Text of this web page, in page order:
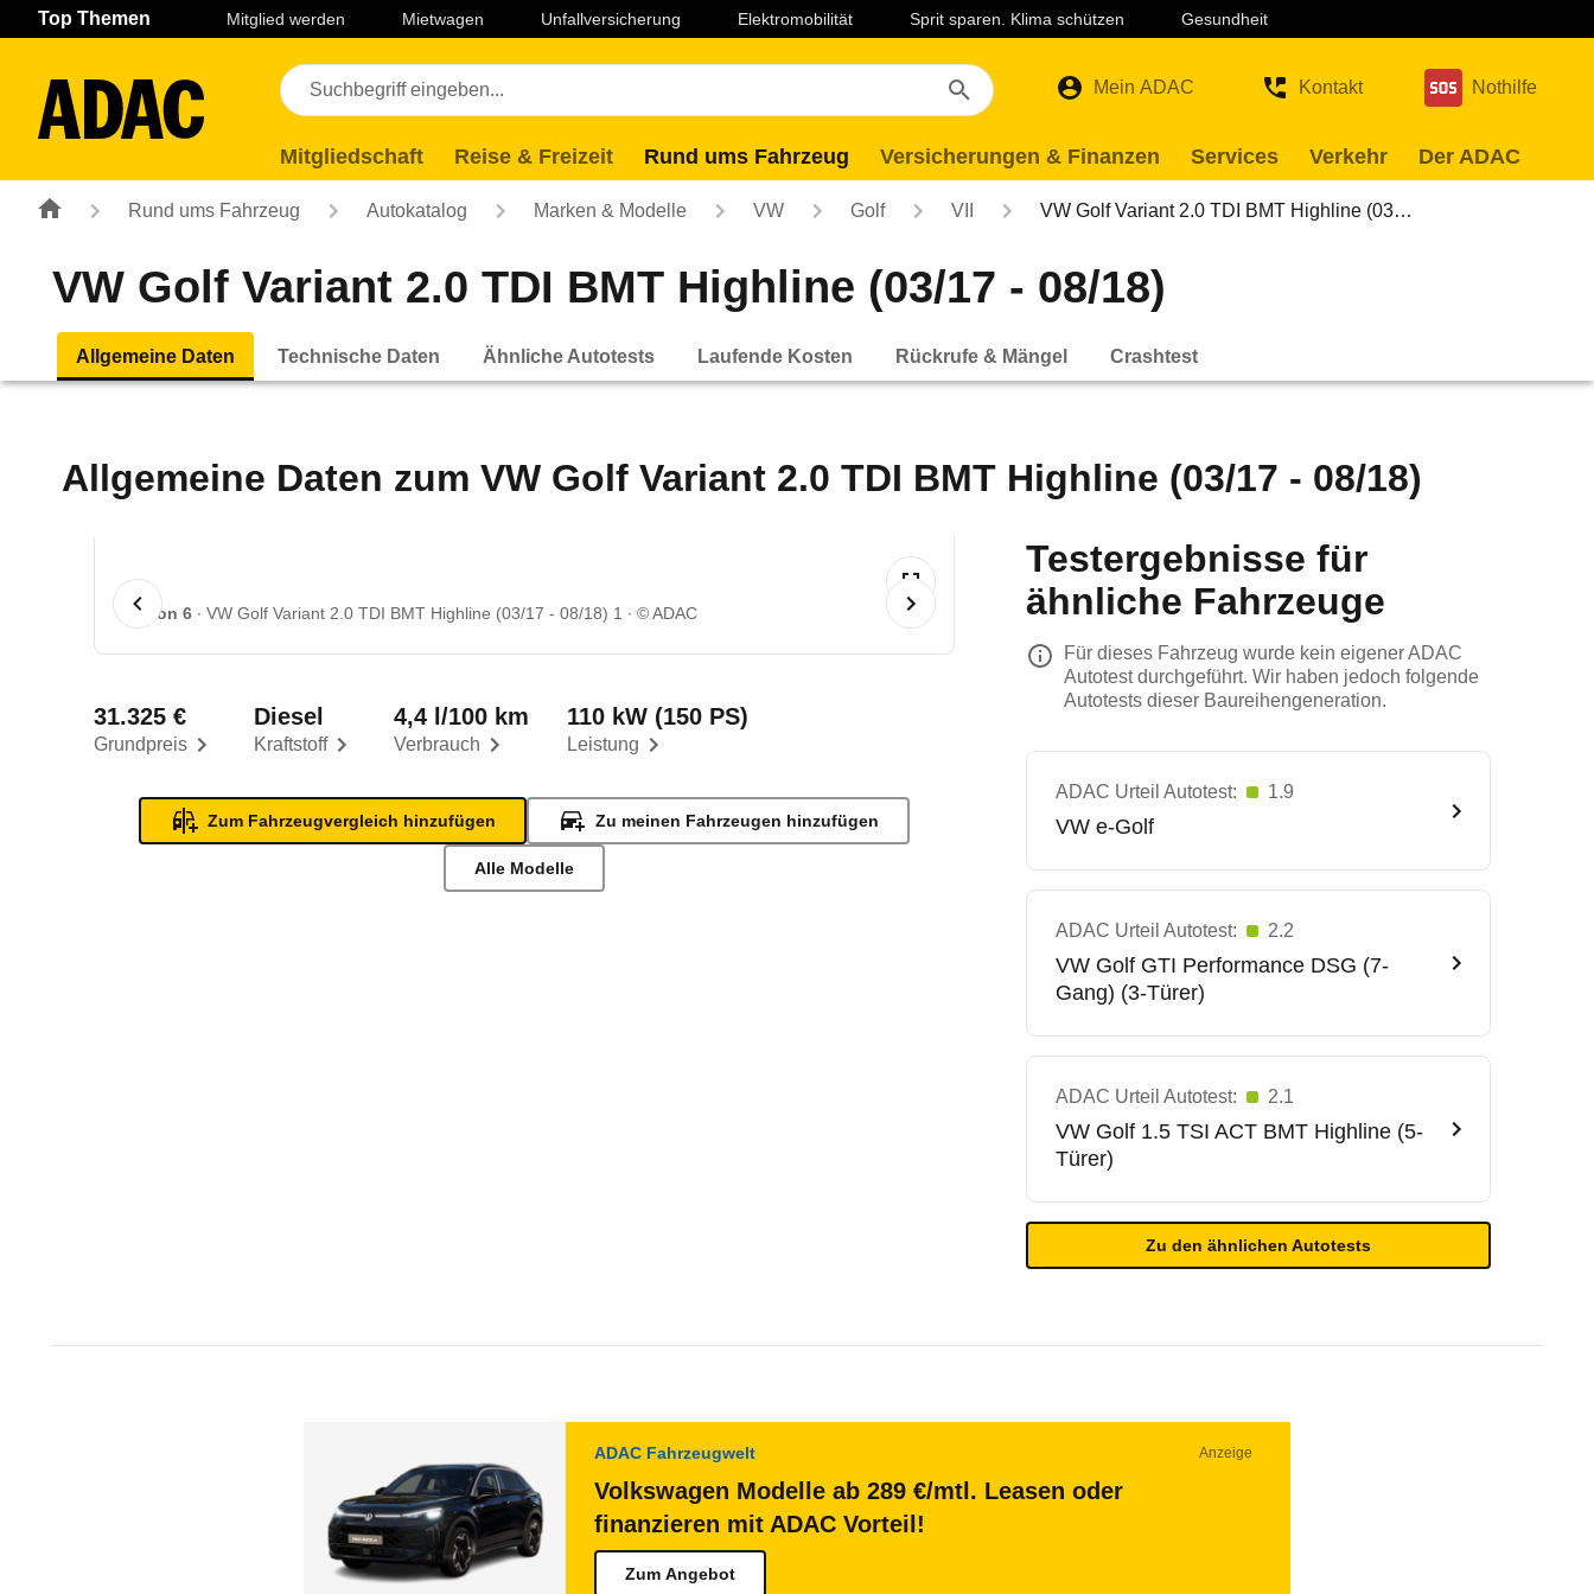
Navigation Seiteninhalt Fußzeile
Top Themen Mitglied werden Mietwagen Unfallversicherung Elektromobilität Sprit sparen. Klima schützen Gesundheit
Mein ADAC Kontakt Nothilfe
Mitgliedschaft Reise & Freizeit Rund ums Fahrzeug Versicherungen & Finanzen Services Verkehr Der ADAC
Rund ums Fahrzeug Autokatalog Marken & Modelle VW Golf VII VW Golf Variant 2.0 TDI BMT Highline (03…
VW Golf Variant 2.0 TDI BMT Highline (03/17 - 08/18)
Allgemeine Daten Technische Daten Ähnliche Autotests Laufende Kosten Rückrufe & Mängel Crashtest
Allgemeine Daten zum VW Golf Variant 2.0 TDI BMT Highline (03/17 - 08/18)
1 von 6 VW Golf Variant 2.0 TDI BMT Highline (03/17 - 08/18) 1 © ADAC
Grundpreis
31.325 €
Kraftstoff
Diesel
Verbrauch
4,4 l/100 km
Leistung
110 kW (150 PS)
Zum Fahrzeugvergleich hinzufügen Zu meinen Fahrzeugen hinzufügen
Alle Modelle
Testergebnisse für
ähnliche Fahrzeuge
Für dieses Fahrzeug wurde kein eigener ADAC
Autotest durchgeführt. Wir haben jedoch folgende
Autotests dieser Baureihengeneration.
ADAC Urteil Autotest: 1.9
VW e-Golf
ADAC Urteil Autotest: 2.2
VW Golf GTI Performance DSG (7-
Gang) (3-Türer)
ADAC Urteil Autotest: 2.1
VW Golf 1.5 TSI ACT BMT Highline (5-
Türer)
Zu den ähnlichen Autotests
ADAC Fahrzeugwelt Anzeige
Volkswagen Modelle ab 289 €/mtl. Leasen oder
finanzieren mit ADAC Vorteil!
Zum Angebot